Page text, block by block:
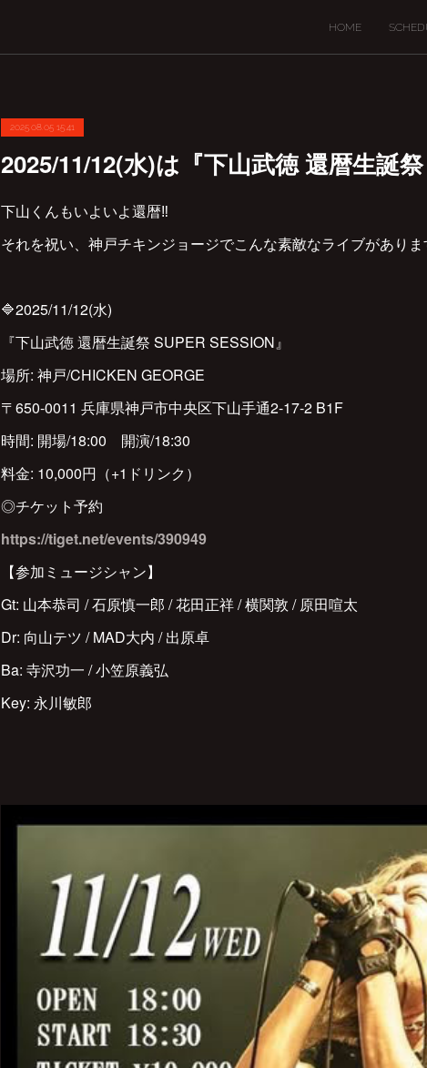
HOME
2025.08.05 15:41
2025/11/12(水)は『下山武徳 還暦生誕祭
下山くんもいよいよ還暦‼️
それを祝い、神戸チキンジョージでこんな素敵なライブがあり
🔷2025/11/12(水)
『下山武徳 還暦生誕祭 SUPER SESSION』
場所: 神戸/CHICKEN GEORGE
〒650-0011 兵庫県神戸市中央区下山手通2-17-2 B1F
時間: 開場/18:00 開演/18:30
料金: 10,000円（+1ドリンク）
◎チケット予約
https://tiget.net/events/390949
【参加ミュージシャン】
Gt: 山本恭司 / 石原慎一郎 / 花田正祥 / 横関敦 / 原田喧太
Dr: 向山テツ / MAD大内 / 出原卓
Ba: 寺沢功一 / 小笠原義弘
Key: 永川敏郎